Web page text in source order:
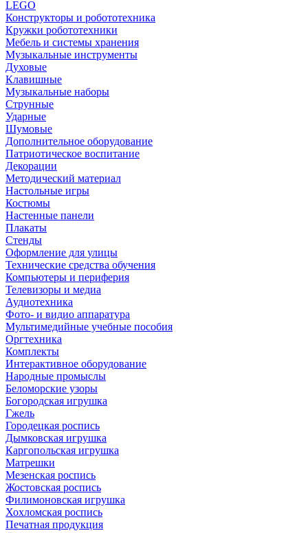
LEGO
Конструкторы и робототехника
Кружки робототехники
Мебель и системы хранения
Музыкальные инструменты
Духовые
Клавишные
Музыкальные наборы
Струнные
Ударные
Шумовые
Дополнительное оборудование
Патриотическое воспитание
Декорации
Методический материал
Настольные игры
Костюмы
Настенные панели
Плакаты
Стенды
Оформление для улицы
Технические средства обучения
Компьютеры и периферия
Телевизоры и медиа
Аудиотехника
Фото- и видио аппаратура
Мультимедийные учебные пособия
Оргтехника
Комплекты
Интерактивное оборудование
Народные промыслы
Беломорские узоры
Богородская игрушка
Гжель
Городецкая роспись
Дымковская игрушка
Каргопольская игрушка
Матрешки
Мезенская роспись
Жостовская роспись
Филимоновская игрушка
Хохломская роспись
Печатная продукция